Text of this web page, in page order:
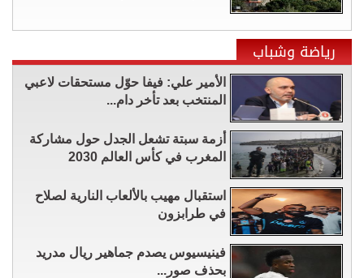
رياضة وشباب
الأمير علي: فيفا حوّل مستحقات لاعبي
المنتخب بعد تأخر دام...
أزمة سبتة تشعل الجدل حول مشاركة
المغرب في كأس العالم 2030
استقبال مهيب بالألعاب النارية لصلاح
في طرابزون
فينيسيوس يصدم جماهير ريال مدريد
بحذف صور...